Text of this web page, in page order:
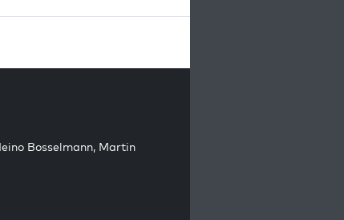
Bosselmann, Martin